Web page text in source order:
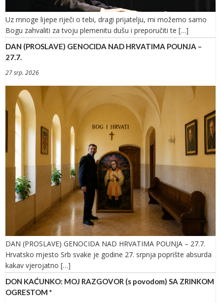
Uz mnoge lijepe riječi o tebi, dragi prijatelju, mi možemo samo
Bogu zahvaliti za tvoju plemenitu dušu i preporučiti te […]
DAN (PROSLAVE) GENOCIDA NAD HRVATIMA POUNJA –
27.7.
27 srp. 2026
DAN (PROSLAVE) GENOCIDA NAD HRVATIMA POUNJA – 27.7.
Hrvatsko mjesto Srb svake je godine 27. srpnja poprište absurda
kakav vjerojatno […]
DON KAĆUNKO: MOJ RAZGOVOR (s povodom) SA ZRINKOM
OGRESTOM *